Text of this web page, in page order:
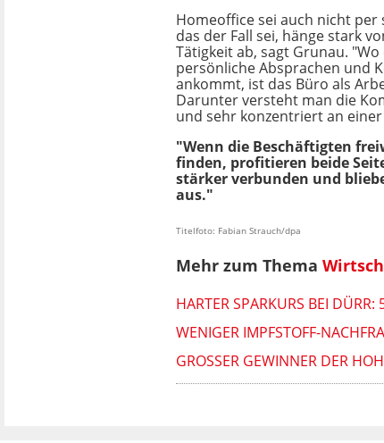
Homeoffice sei auch nicht per
das der Fall sei, hänge stark
Tätigkeit ab, sagt Grunau. "Wo
persönliche Absprachen und
ankommt, ist das Büro als
Darunter versteht man die
und sehr konzentriert an
"Wenn die Beschäftigten
finden, profitieren beide
stärker verbunden und
aus."
Titelfoto: Fabian Strauch/dpa
Mehr zum Thema
HARTER SPARKURS BEI DÜRR:
WENIGER IMPFSTOFF-
GROSSER GEWINNER DER